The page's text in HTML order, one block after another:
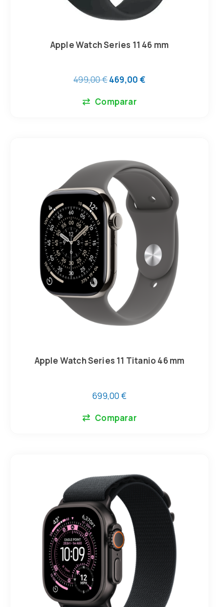
Apple Watch Series 11 46 mm
499,00€469,00 €
Comparar
Apple Watch Series 11 Titanio 46 mm
699,00 €
Comparar